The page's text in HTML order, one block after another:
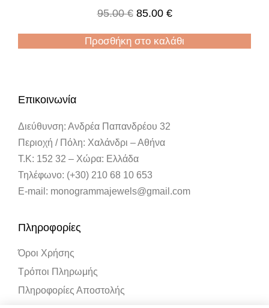
95.00€ 85.00 €
Προσθήκη στο καλάθι
Επικοινωνία
Διεύθυνση: Ανδρέα Παπανδρέου 32
Περιοχή / Πόλη: Χαλάνδρι – Αθήνα
Τ.Κ: 152 32 – Χώρα: Ελλάδα
Τηλέφωνο: (+30) 210 68 10 653
E-mail: monogrammajewels@gmail.com
Πληροφορίες
Όροι Χρήσης
Τρόποι Πληρωμής
Πληροφορίες Αποστολής